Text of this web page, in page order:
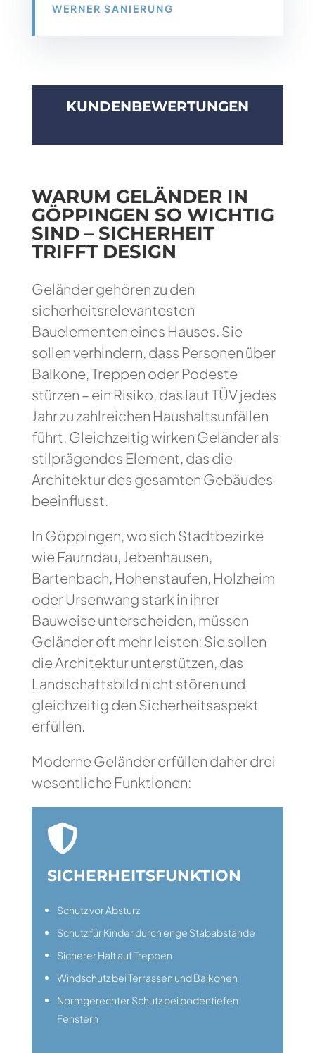
WERNER SANIERUNG
KUNDENBEWERTUNGEN
WARUM GELÄNDER IN
GÖPPINGEN SO WICHTIG
SIND – SICHERHEIT
TRIFFT DESIGN
Geländer gehören zu den
sicherheitsrelevantesten
Bauelementen eines Hauses. Sie
sollen verhindern, dass Personen über
Balkone, Treppen oder Podeste
stürzen – ein Risiko, das laut TÜV jedes
Jahr zu zahlreichen Haushaltsunfällen
führt. Gleichzeitig wirken Geländer als
stilprägendes Element, das die
Architektur des gesamten Gebäudes
beeinflusst.
In Göppingen, wo sich Stadtbezirke
wie Faurndau, Jebenhausen,
Bartenbach, Hohenstaufen, Holzheim
oder Ursenwang stark in ihrer
Bauweise unterscheiden, müssen
Geländer oft mehr leisten: Sie sollen
die Architektur unterstützen, das
Landschaftsbild nicht stören und
gleichzeitig den Sicherheitsaspekt
erfüllen.
Moderne Geländer erfüllen daher drei
wesentliche Funktionen:

SICHERHEITSFUNKTION
Schutz vor Absturz
Schutz für Kinder durch enge Stababstände
Sicherer Halt auf Treppen
Windschutz bei Terrassen und Balkonen
Normgerechter Schutz bei bodentiefen
Fenstern